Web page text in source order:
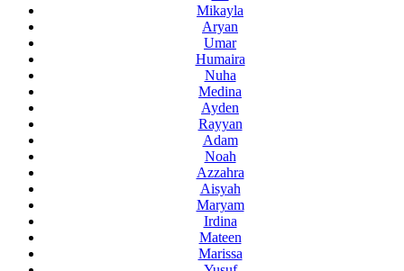
Mikayla
Aryan
Umar
Humaira
Nuha
Medina
Ayden
Rayyan
Adam
Noah
Azzahra
Aisyah
Maryam
Irdina
Mateen
Marissa